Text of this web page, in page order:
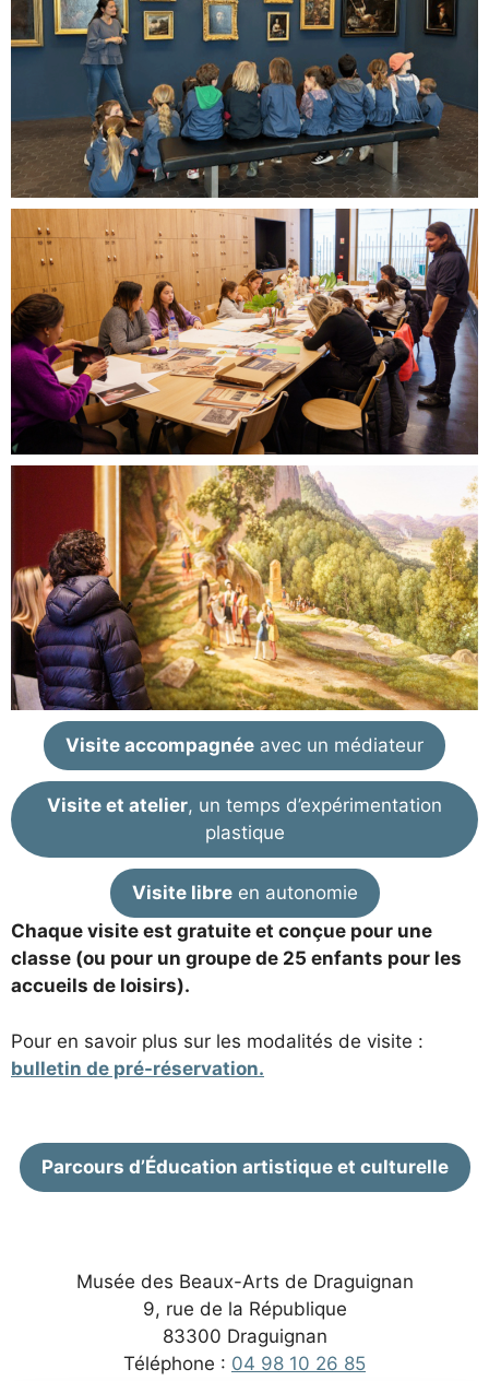
Visite accompagnée avec un médiateur
Visite et atelier, un temps d’expérimentation
plastique
Visite libreen autonomie
Chaque visite est gratuite et conçue pour une
classe (ou pour un groupe de 25 enfants pour les
accueils de loisirs).
Pour en savoir plus sur les modalités de visite :
bulletin de pré-réservation.
Parcours d’Éducation artistique et culturelle
Musée des Beaux-Arts de Draguignan
9, rue de la République
83300 Draguignan
Téléphone : 04 98 10 26 85